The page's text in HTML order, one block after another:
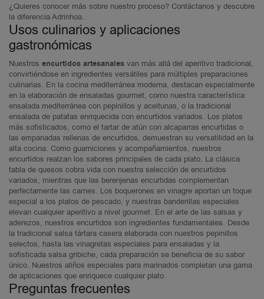
¿Quieres conocer más sobre nuestro proceso? Contáctanos y descubre
la diferencia Adrinhoa.
Usos culinarios y aplicaciones
gastronómicas
Nuestros encurtidos artesanales van más allá del aperitivo tradicional,
convirtiéndose en ingredientes versátiles para múltiples preparaciones
culinarias. En la cocina mediterránea moderna, destacan especialmente
en la elaboración de ensaladas gourmet, como nuestra característica
ensalada mediterránea con pepinillos y aceitunas, o la tradicional
ensalada de patatas enriquecida con encurtidos variados. Los platos
más sofisticados, como el tartar de atún con alcaparras encurtidas o
las empanadas rellenas de encurtidos, demuestran su versatilidad en la
alta cocina. Como guarniciones y acompañamientos, nuestros
encurtidos realzan los sabores principales de cada plato. La clásica
tabla de quesos cobra vida con nuestra selección de encurtidos
variados, mientras que las berenjenas encurtidas complementan
perfectamente las carnes. Los boquerones en vinagre aportan un toque
especial a los platos de pescado, y nuestras banderillas especiales
elevan cualquier aperitivo a nivel gourmet. En el arte de las salsas y
aderezos, nuestros encurtidos son ingredientes fundamentales. Desde
la tradicional salsa tártara casera elaborada con nuestros pepinillos
selectos, hasta las vinagretas especiales para ensaladas y la
sofisticada salsa gribiche, cada preparación se beneficia de su sabor
único. Nuestros aliños especiales para marinados completan una gama
de aplicaciones que enriquece cualquier plato.
Preguntas frecuentes